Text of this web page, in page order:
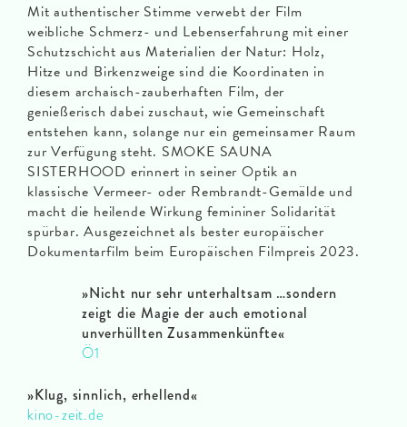
Mit authentischer Stimme verwebt der Film
weibliche Schmerz- und Lebenserfahrung mit einer
Schutzschicht aus Materialien der Natur: Holz,
Hitze und Birkenzweige sind die Koordinaten in
diesem archaisch-zauberhaften Film, der
genießerisch dabei zuschaut, wie Gemeinschaft
entstehen kann, solange nur ein gemeinsamer Raum
zur Verfügung steht. SMOKE SAUNA
SISTERHOOD erinnert in seiner Optik an
klassische Vermeer- oder Rembrandt-Gemälde und
macht die heilende Wirkung femininer Solidarität
spürbar. Ausgezeichnet als bester europäischer
Dokumentarfilm beim Europäischen Filmpreis 2023.
»Nicht nur sehr unterhaltsam …sondern
zeigt die Magie der auch emotional
unverhüllten Zusammenkünfte«
Ö1
»Klug, sinnlich, erhellend«
kino-zeit.de